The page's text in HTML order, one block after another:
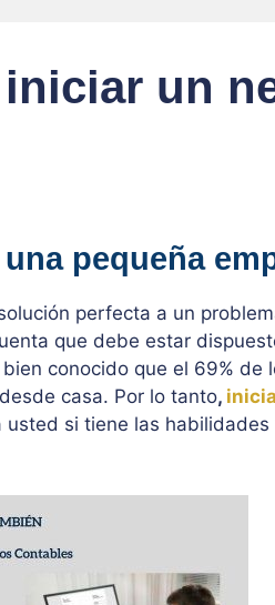
un
pequeña
perfecta a un
que debe estar
conocido que el 69% de
casa. Por lo tanto,
usted si tiene las